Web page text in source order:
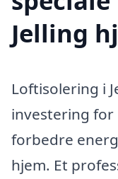
Jelling
Loftisolering i
investering for
forbedre
hjem. Et